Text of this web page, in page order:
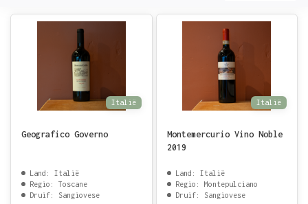
Italië
Geografico Governo
Land: Italië
Regio: Toscane
Druif: Sangiovese
Italië
Montemercurio Vino Noble
2019
Land: Italië
Regio: Montepulciano
Druif: Sangiovese